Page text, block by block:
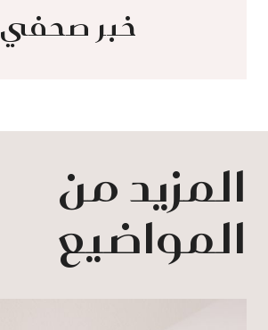
خبر صحفي
المزيد من
المواضيع